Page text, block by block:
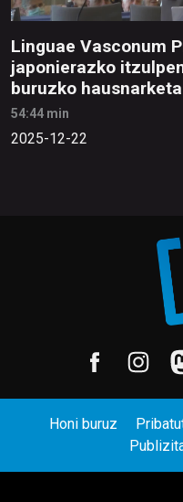
Linguae Vasconum
japonierazko
buruzko hausnarketa
54:44 min
2025-12-22
Honi buruz